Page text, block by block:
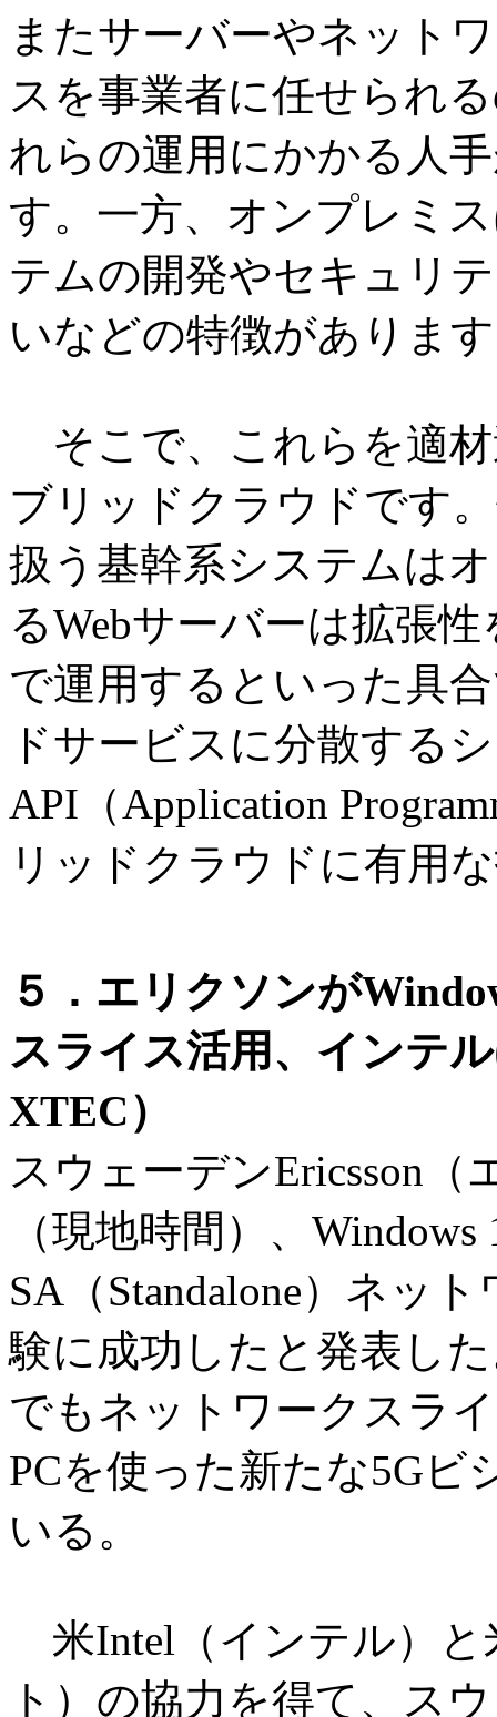
またサーバーやネット
スを事業者に任せられ
れらの運用にかかる人
す。一方、オンプレミ
テムの開発やセキュリ
いなどの特徴がありま
そこで、これらを適
ブリッドクラウドです
扱う基幹系システムは
るWebサーバーは拡張
で運用するといった具
ドサービスに分散する
API（Application
リッドクラウドに有用
５．エリクソンが
スライス活用、インテ
XTEC）
スウェーデンEricsson（
（現地時間）、
SA（Standalone）ネッ
験に成功したと発表し
でもネットワークスラ
PCを使った新たな5Gビ
いる。
米Intel（インテル）と
ト）の協力を得て、ス